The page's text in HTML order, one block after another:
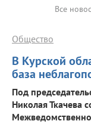
Все
В Курской
база
Общество
Под
Николая Ткачева